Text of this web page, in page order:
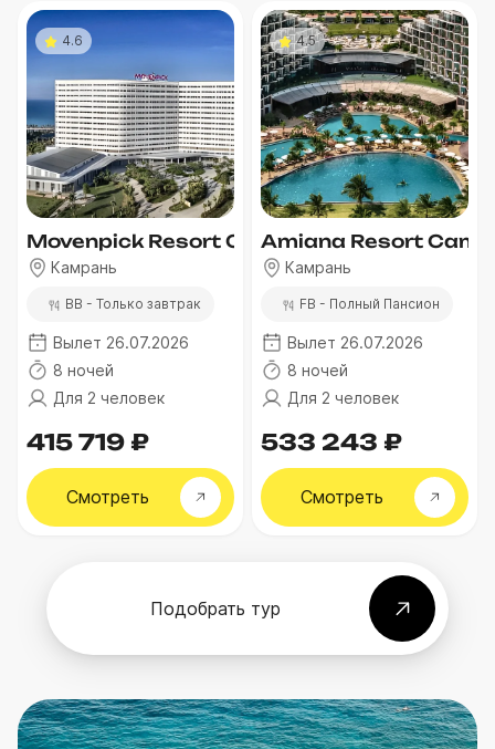
4.6
Movenpick Resort Cam Ranh
Камрань
BB - Только завтрак
Вылет 26.07.2026
8 ночей
Для 2 человек
415 719 ₽
Смотреть
4.5
Amiana Resort Cam
Камрань
FB - Полный Пансион
Вылет 26.07.2026
8 ночей
Для 2 человек
533 243 ₽
Смотреть
Подобрать тур